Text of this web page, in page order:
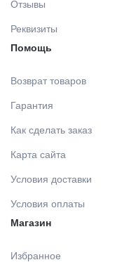
Отзывы
Реквизиты
Помощь
Возврат товаров
Гарантия
Как сделать заказ
Карта сайта
Условия доставки
Условия оплаты
Магазин
Избранное